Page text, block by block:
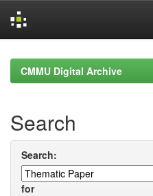
navigationCMMU Digital Archive
Search
Search:
for